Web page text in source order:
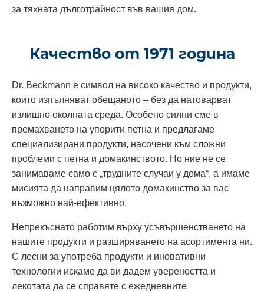
за тяхната дълготрайност във вашия дом.
Качество от 1971 година
Dr. Beckmann е символ на високо качество и продукти,
които изпълняват обещаното – без да натоварват
излишно околната среда. Особено силни сме в
премахването на упорити петна и предлагаме
специализирани продукти, насочени към сложни
проблеми с петна и домакинството. Но ние не се
занимаваме само с „трудните случаи у дома“, а имаме
мисията да направим цялото домакинство за вас
възможно най‑ефективно.
Непрекъснато работим върху усъвършенстването на
нашите продукти и разширяването на асортимента ни.
С лесни за употреба продукти и иновативни
технологии искаме да ви дадем увереността и
лекотата да се справяте с ежедневните